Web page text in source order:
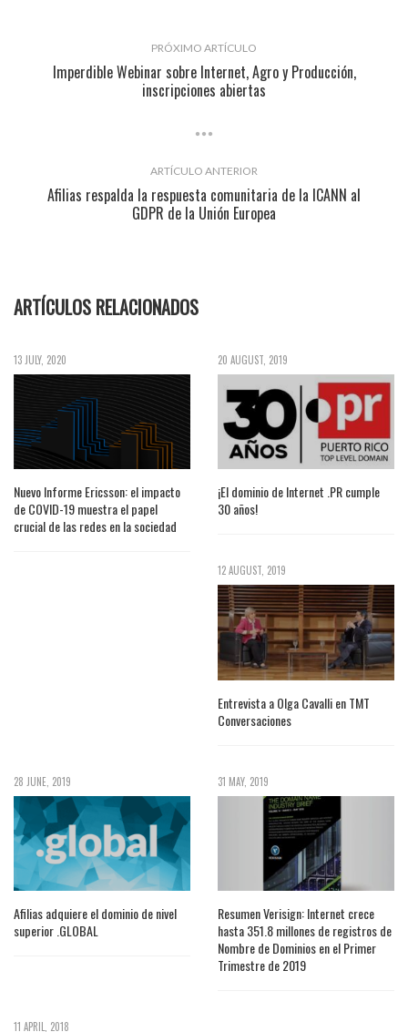
PRÓXIMO ARTÍCULO
Imperdible Webinar sobre Internet, Agro y Producción,
inscripciones abiertas
ARTÍCULO ANTERIOR
Afilias respalda la respuesta comunitaria de la ICANN al
GDPR de la Unión Europea
ARTÍCULOS RELACIONADOS
13 JULY, 2020
Nuevo Informe Ericsson: el impacto
de COVID-19 muestra el papel
crucial de las redes en la sociedad
20 AUGUST, 2019
¡El dominio de Internet .PR cumple
30 años!
12 AUGUST, 2019
Entrevista a Olga Cavalli en TMT
Conversaciones
28 JUNE, 2019
Afilias adquiere el dominio de nivel
superior .GLOBAL
31 MAY, 2019
Resumen Verisign: Internet crece
hasta 351.8 millones de registros de
Nombre de Dominios en el Primer
Trimestre de 2019
11 APRIL, 2018